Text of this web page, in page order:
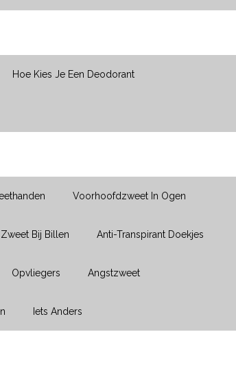
Hoe Kies Je Een Deodorant
Voorhoofdzweet In Ogen
Zweet Bij Billen Anti-Transpirant Doekjes
Opvliegers Angstzweet
Iets Anders